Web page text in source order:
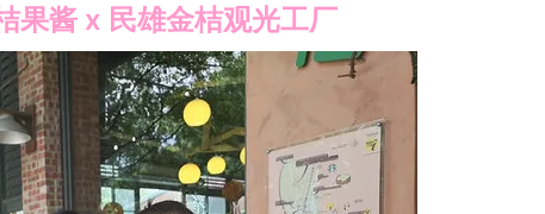
果酱 x 民雄金桔观光工厂